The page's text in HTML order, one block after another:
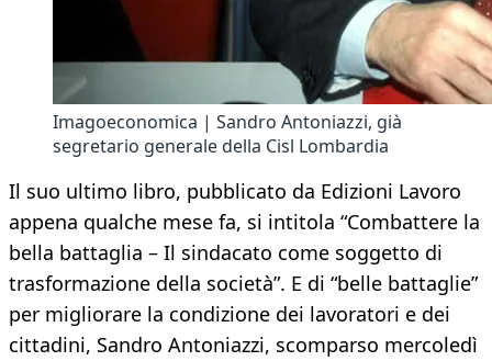
Imagoeconomica | Sandro Antoniazzi, già
segretario generale della Cisl Lombardia
Il suo ultimo libro, pubblicato da Edizioni Lavoro
appena qualche mese fa, si intitola “Combattere la
bella battaglia – Il sindacato come soggetto di
trasformazione della società”. E di “belle battaglie”
per migliorare la condizione dei lavoratori e dei
cittadini, Sandro Antoniazzi, scomparso mercoledì